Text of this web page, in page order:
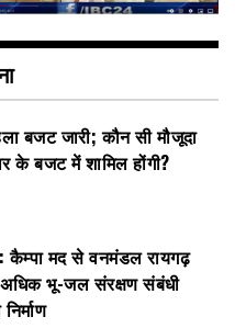
बजट जारी; कौन सी मौजूदा
के बजट में शामिल होंगी?
कैम्पा मद से वनमंडल रायगढ़
भू-जल संरक्षण संबंधी